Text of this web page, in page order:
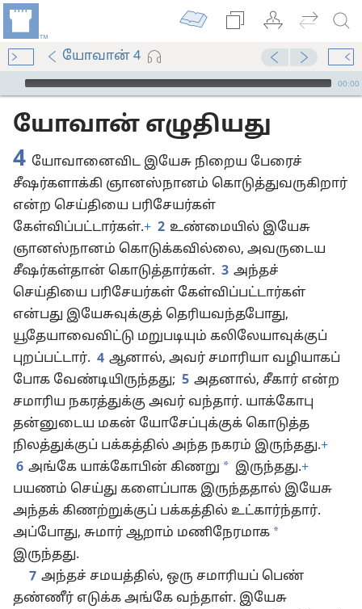
யோவான் 4
Audio Player
00:00
யோவான் எழுதியது
4 யோவானைவிட இயேசு நிறைய பேரைச்
சீஷர்களாக்கி ஞானஸ்நானம் கொடுத்துவருகிறார்
என்ற செய்தியை பரிசேயர்கள்
கேள்விப்பட்டார்கள்.+ 2 உண்மையில் இயேசு
ஞானஸ்நானம் கொடுக்கவில்லை, அவருடைய
சீஷர்கள்தான் கொடுத்தார்கள். 3 அந்தச்
செய்தியை பரிசேயர்கள் கேள்விப்பட்டார்கள்
என்பது இயேசுவுக்குத் தெரியவந்தபோது,
யூதேயாவைவிட்டு மறுபடியும் கலிலேயாவுக்குப்
புறப்பட்டார். 4 ஆனால், அவர் சமாரியா வழியாகப்
போக வேண்டியிருந்தது; 5 அதனால், சீகார் என்ற
சமாரிய நகரத்துக்கு அவர் வந்தார். யாக்கோபு
தன்னுடைய மகன் யோசேப்புக்குக் கொடுத்த
நிலத்துக்குப் பக்கத்தில் அந்த நகரம் இருந்தது.+
6 அங்கே யாக்கோபின் கிணறு * இருந்தது.+
பயணம் செய்து களைப்பாக இருந்ததால் இயேசு
அந்தக் கிணற்றுக்குப் பக்கத்தில் உட்கார்ந்தார்.
அப்போது, சுமார் ஆறாம் மணிநேரமாக *
இருந்தது.
7 அந்தச் சமயத்தில், ஒரு சமாரியப் பெண்
தண்ணீர் எடுக்க அங்கே வந்தாள். இயேசு